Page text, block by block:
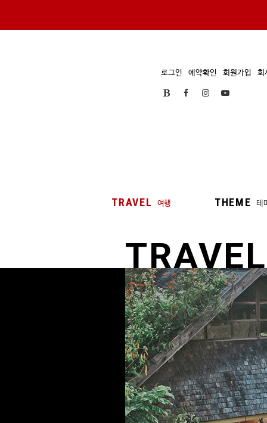
로그인 예약확인 회원가입 회
TRAVEL 여행 THEME 테
TRAVEL